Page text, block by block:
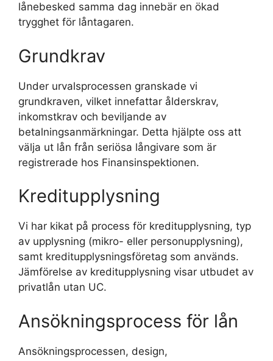
lånebesked samma dag innebär en ökad
trygghet för låntagaren.
Grundkrav
Under urvalsprocessen granskade vi
grundkraven, vilket innefattar ålderskrav,
inkomstkrav och beviljande av
betalningsanmärkningar. Detta hjälpte oss att
välja ut lån från seriösa långivare som är
registrerade hos Finansinspektionen.
Kreditupplysning
Vi har kikat på process för kreditupplysning, typ
av upplysning (mikro- eller personupplysning),
samt kreditupplysningsföretag som används.
Jämförelse av kreditupplysning visar utbudet av
privatlån utan UC.
Ansökningsprocess för lån
Ansökningsprocessen, design,